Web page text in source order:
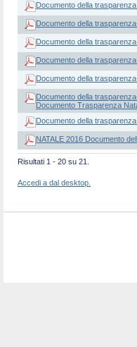
Documento della
Documento della
Documento della
Documento della
Documento della
Documento della
Documento Trasparenza
Documento della
NATALE 2016 Documento
Risultati 1 - 20 su 21.
Accedi a dal desktop.